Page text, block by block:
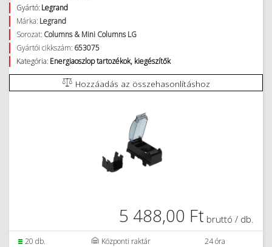
Gyártó: Legrand
Márka: Legrand
Sorozat: Columns & Mini Columns LG
Gyártói cikkszám: 653075
Kategória: Energiaoszlop tartozékok, kiegészítők
Hozzáadás az összehasonlításhoz
5 488,00 Ft bruttó / db.
20 db. Központi raktár
24 óra